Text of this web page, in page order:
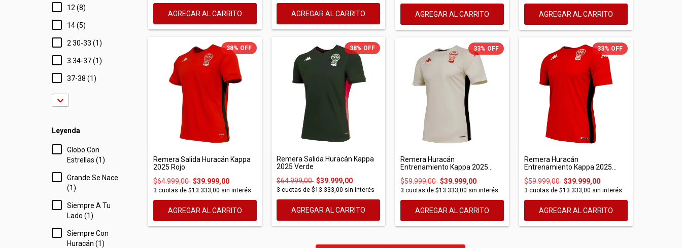
12 (8)
14 (5)
2 30-33 (1)
3 34-37 (1)
37-38 (1)
Leyenda
Globo Con
Estrellas (1)
Grande Se Nace
(1)
Siempre A Tu
Lado (1)
Siempre Con
Huracán (1)
AGREGAR AL CARRITO AGREGAR AL CARRITO AGREGAR AL CARRITO AGREGAR AL CARRITO
38% OFF
Remera Salida Huracán Kappa
2025 Rojo
$64.999,00 $39.999,00
3 cuotas de $13.333,00 sin interés
AGREGAR AL CARRITO
38% OFF
Remera Salida Huracán Kappa
2025 Verde
$64.999,00 $39.999,00
3 cuotas de $13.333,00 sin interés
AGREGAR AL CARRITO
33% OFF
Remera Huracán
Entrenamiento Kappa 2025...
$59.999,00 $39.999,00
3 cuotas de $13.333,00 sin interés
AGREGAR AL CARRITO
33% OFF
Remera Huracán
Entrenamiento Kappa 2025...
$59.999,00 $39.999,00
3 cuotas de $13.333,00 sin interés
AGREGAR AL CARRITO